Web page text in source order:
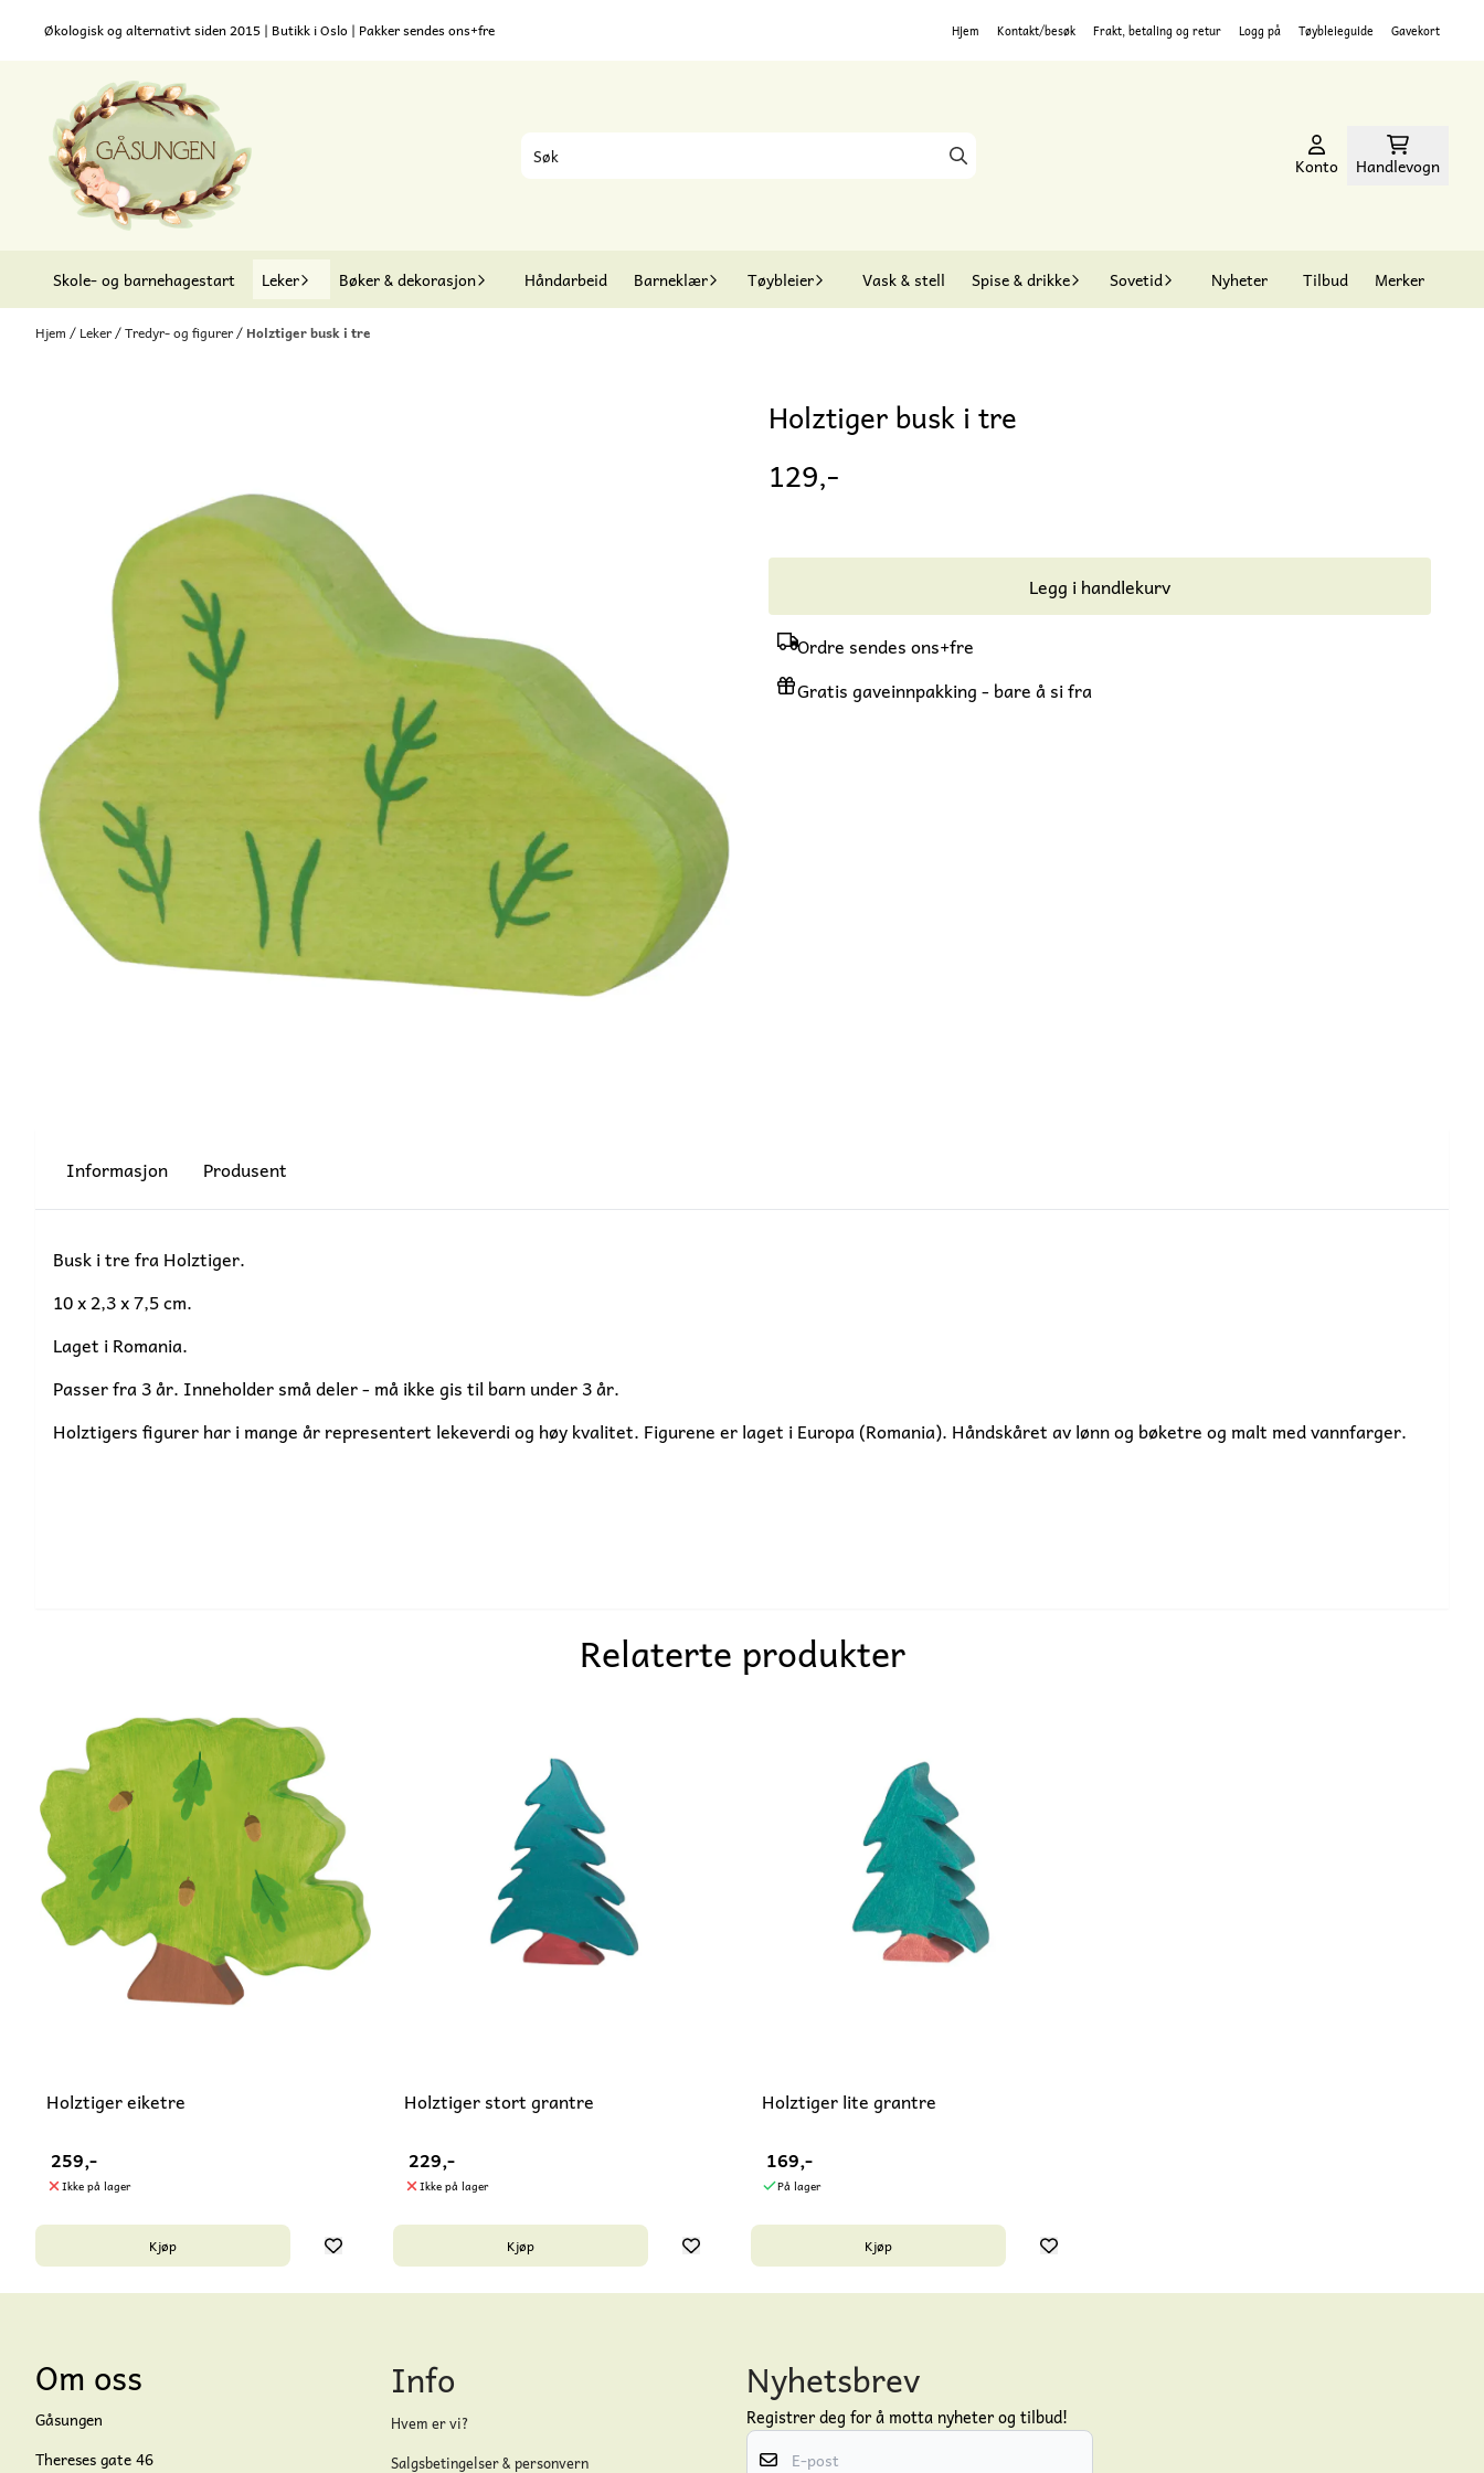
Hopp til innhold
Økologisk og alternativt siden 2015 | Butikk i Oslo | Pakker sendes ons+fre Hjem Kontakt/besøk Frakt, betaling og retur Logg på Tøybleieguide Gavekort
Konto Handlevogn
Skole- og barnehagestart Leker Bøker & dekorasjon Håndarbeid Barneklær Tøybleier Vask & stell Spise & drikke Sovetid Nyheter Tilbud Merker
Hjem / Leker/Tredyr- og figurer/ Holztiger busk i tre
Holztiger busk i tre
129,-
Legg i handlekurv
Ordre sendes ons+fre
Gratis gaveinnpakking - bare å si fra
Informasjon Produsent
Busk i tre fra Holztiger.
10 x 2,3 x 7,5 cm.
Laget i Romania.
Passer fra 3 år. Inneholder små deler - må ikke gis til barn under 3 år.
Holztigers figurer har i mange år representert lekeverdi og høy kvalitet. Figurene er laget i Europa (Romania). Håndskåret av lønn og bøketre og malt med vannfarger.
Relaterte produkter
Holztiger eiketre
259,-
Ikke på lager
Kjøp
Holztiger stort grantre
229,-
Ikke på lager
Kjøp
Holztiger lite grantre
169,-
På lager
Kjøp
Om oss
Gåsungen
Thereses gate 46
Info
Hvem er vi?
Salgsbetingelser & personvern
Nyhetsbrev
Registrer deg for å motta nyheter og tilbud!
E-post